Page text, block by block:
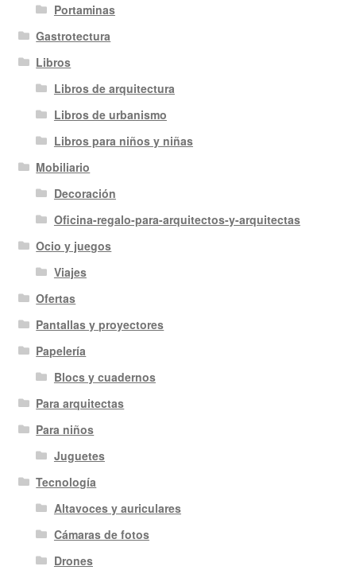
Portaminas
Gastrotectura
Libros
Libros de arquitectura
Libros de urbanismo
Libros para niños y niñas
Mobiliario
Decoración
Oficina-regalo-para-arquitectos-y-arquitectas
Ocio y juegos
Viajes
Ofertas
Pantallas y proyectores
Papelería
Blocs y cuadernos
Para arquitectas
Para niños
Juguetes
Tecnología
Altavoces y auriculares
Cámaras de fotos
Drones